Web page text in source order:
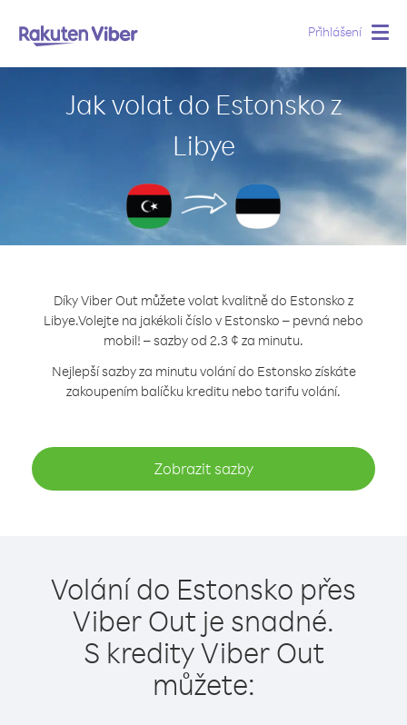
Přihlášení
Jak volat do Estonsko z
Libye
Díky Viber Out můžete volat kvalitně do Estonsko z
Libye.Volejte na jakékoli číslo v Estonsko – pevná nebo
mobil! – sazby od 2.3 ¢ za minutu.
Nejlepší sazby za minutu volání do Estonsko získáte
zakoupením balíčku kreditu nebo tarifu volání.
Zobrazit sazby
Volání do Estonsko přes
Viber Out je snadné.
S kredity Viber Out
můžete: